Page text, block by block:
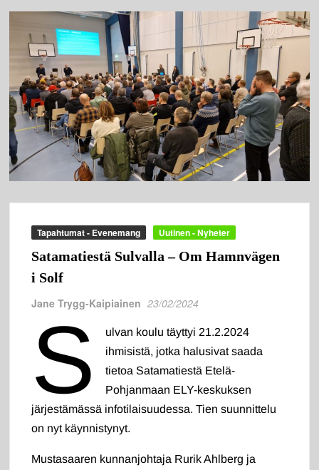
Tapahtumat - Evenemang Uutinen - Nyheter
Satamatiestä Sulvalla – Om Hamnvägen
i Solf
Jane Trygg-Kaipiainen 23/02/2024
S
ulvan koulu täyttyi 21.2.2024
ihmisistä, jotka halusivat saada
tietoa Satamatiestä Etelä-
Pohjanmaan ELY-keskuksen
järjestämässä infotilaisuudessa. Tien suunnittelu
on nyt käynnistynyt.
Mustasaaren kunnanjohtaja Rurik Ahlberg ja